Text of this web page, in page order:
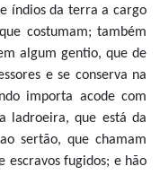
índios da terra a cargo
costumam; também
algum gentio, que de
e se conserva na
importa acode com
ladroeira, que está da
sertão, que chamam
escravos fugidos; e hão